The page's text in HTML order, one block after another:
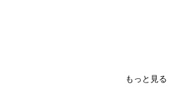
もっと見る